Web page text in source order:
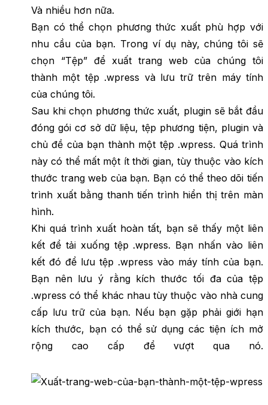
Và nhiều hơn nữa.
Bạn có thể chọn phương thức xuất phù hợp với
nhu cầu của bạn. Trong ví dụ này, chúng tôi sẽ
chọn “Tệp” để xuất trang web của chúng tôi
thành một tệp .wpress và lưu trữ trên máy tính
của chúng tôi.
Sau khi chọn phương thức xuất, plugin sẽ bắt đầu
đóng gói cơ sở dữ liệu, tệp phương tiện, plugin và
chủ đề của bạn thành một tệp .wpress. Quá trình
này có thể mất một ít thời gian, tùy thuộc vào kích
thước trang web của bạn. Bạn có thể theo dõi tiến
trình xuất bằng thanh tiến trình hiển thị trên màn
hình.
Khi quá trình xuất hoàn tất, bạn sẽ thấy một liên
kết để tải xuống tệp .wpress. Bạn nhấn vào liên
kết đó để lưu tệp .wpress vào máy tính của bạn.
Bạn nên lưu ý rằng kích thước tối đa của tệp
.wpress có thể khác nhau tùy thuộc vào nhà cung
cấp lưu trữ của bạn. Nếu bạn gặp phải giới hạn
kích thước, bạn có thể sử dụng các tiện ích mở
rộng cao cấp để vượt qua nó.